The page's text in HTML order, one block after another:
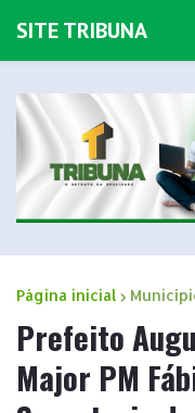
SITE TRIBUNA
Página inicial
Prefeito
Major PM